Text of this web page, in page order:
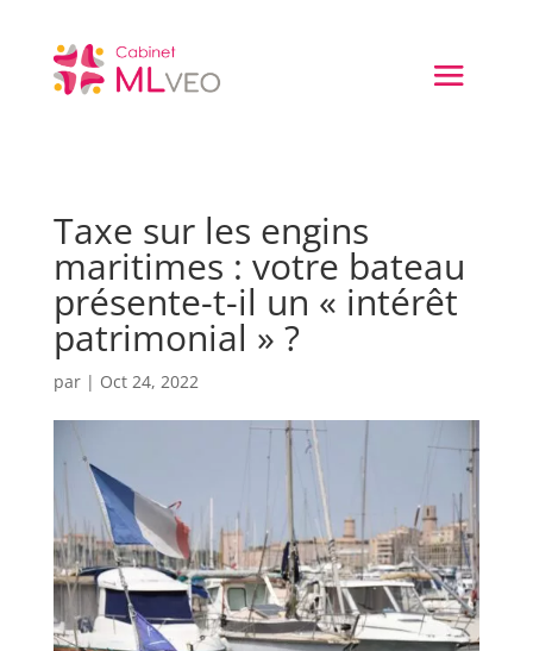
Taxe sur les engins
maritimes : votre bateau
présente-t-il un « intérêt
patrimonial » ?
par | Oct 24, 2022